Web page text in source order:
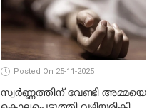
Posted On 25-11-2025
സ്വർണ്ണത്തിന് വേണ്ടി അമ്മയെ